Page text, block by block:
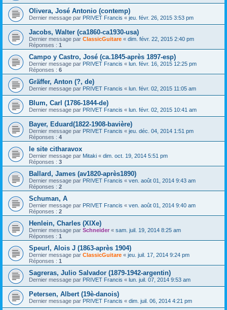
Olivera, José Antonio (contemp)
Dernier message par PRIVET Francis « jeu. févr. 26, 2015 3:53 pm
Jacobs, Walter (ca1860-ca1930-usa)
Dernier message par ClassicGuitare « dim. févr. 22, 2015 2:40 pm
Réponses : 1
Campo y Castro, José (ca.1845-après 1897-esp)
Dernier message par PRIVET Francis « lun. févr. 16, 2015 12:25 pm
Réponses : 6
Gräffer, Anton (?, de)
Dernier message par PRIVET Francis « lun. févr. 02, 2015 11:05 am
Blum, Carl (1786-1844-de)
Dernier message par PRIVET Francis « lun. févr. 02, 2015 10:41 am
Bayer, Eduard(1822-1908-bavière)
Dernier message par PRIVET Francis « jeu. déc. 04, 2014 1:51 pm
Réponses : 4
le site citharavox
Dernier message par Mitaki « dim. oct. 19, 2014 5:51 pm
Réponses : 3
Ballard, James (av1820-après1890)
Dernier message par PRIVET Francis « ven. août 01, 2014 9:43 am
Réponses : 2
Schuman, A
Dernier message par PRIVET Francis « ven. août 01, 2014 9:40 am
Réponses : 2
Henlein, Charles (XIXe)
Dernier message par Schneider « sam. juil. 19, 2014 8:25 am
Réponses : 1
Speurl, Alois J (1863-après 1904)
Dernier message par ClassicGuitare « jeu. juil. 17, 2014 9:24 pm
Réponses : 1
Sagreras, Julio Salvador (1879-1942-argentin)
Dernier message par PRIVET Francis « lun. juil. 07, 2014 9:53 am
Petersen, Albert (19è-danois)
Dernier message par PRIVET Francis « dim. juil. 06, 2014 4:21 pm